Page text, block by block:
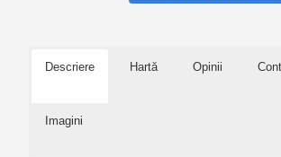
Descriere Hartă Opinii
Imagini